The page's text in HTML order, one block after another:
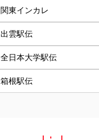
関東インカレ
出雲駅伝
全日本大学駅伝
箱根駅伝